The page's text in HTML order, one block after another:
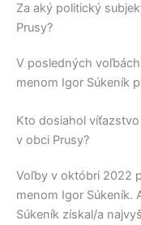
Za aký politický
Prusy?
V posledných
menom Igor Súkeník
Kto dosiahol
v obci Prusy?
Voľby v októbri 2022
menom Igor Súkeník.
Súkeník získal/a